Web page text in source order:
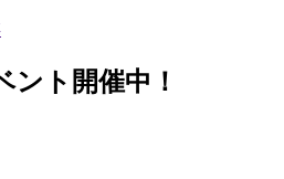
ント開催中！